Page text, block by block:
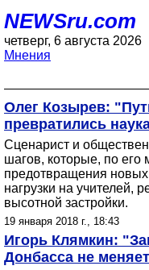
NEWSru.com
четверг, 6 августа 2026
Мнения
Олег Козырев:
превратились
Сценарист и
шагов, которые, по его
предотвращения
нагрузки на учителей,
высотной застройки.
19 января 2018 г., 18:43
Игорь Клямкин:
Донбасса не